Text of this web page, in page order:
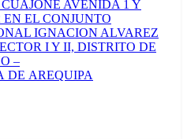
AVENIDA 1 Y
EL CONJUNTO
IGNACION ALVAREZ
I Y II, DISTRITO DE
–
DE AREQUIPA